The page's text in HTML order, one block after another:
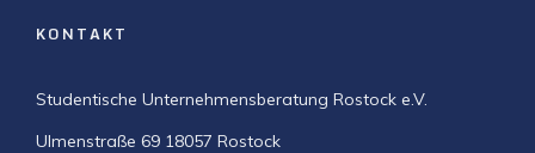
KONTAKT
Studentische Unternehmensberatung Rostock e.V.
Ulmenstraße 69 18057 Rostock